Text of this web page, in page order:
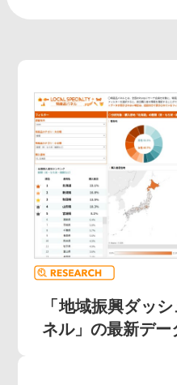
「地域振興ダッ
ネル」の最新デー